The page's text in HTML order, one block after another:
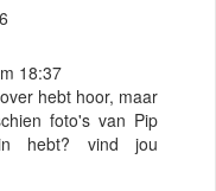
18:37
hebt hoor, maar
foto's van Pip
hebt? vind jou